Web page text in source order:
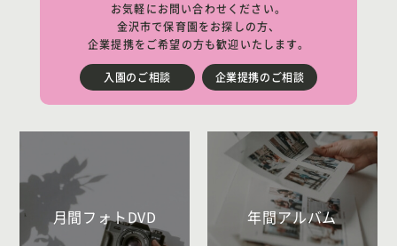
お気軽にお問い合わせください。
金沢市で保育園をお探しの方、
企業提携をご希望の方も歓迎いたします。
入園のご相談 企業提携のご相談
月間フォトDVD 年間アルバム